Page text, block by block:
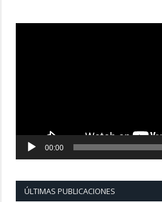
00:00
ÚLTIMAS PUBLICACIONES